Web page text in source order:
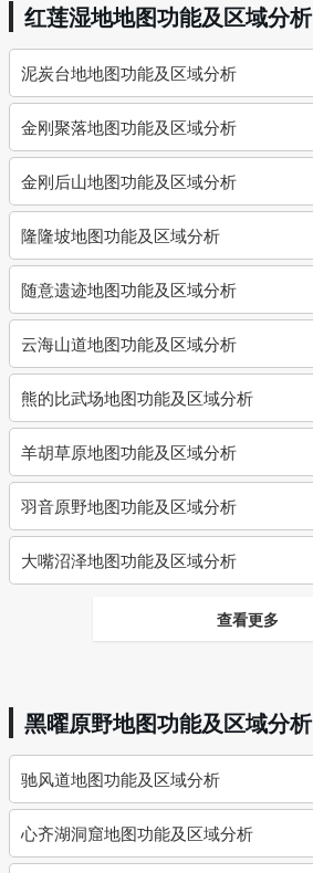
红莲湿地地图功能及区域分析
泥炭台地地图功能及区域分析
金刚聚落地图功能及区域分析
金刚后山地图功能及区域分析
隆隆坡地图功能及区域分析
随意遗迹地图功能及区域分析
云海山道地图功能及区域分析
熊的比武场地图功能及区域分析
羊胡草原地图功能及区域分析
羽音原野地图功能及区域分析
大嘴沼泽地图功能及区域分析
查看更多
黑曜原野地图功能及区域分析
驰风道地图功能及区域分析
心齐湖洞窟地图功能及区域分析